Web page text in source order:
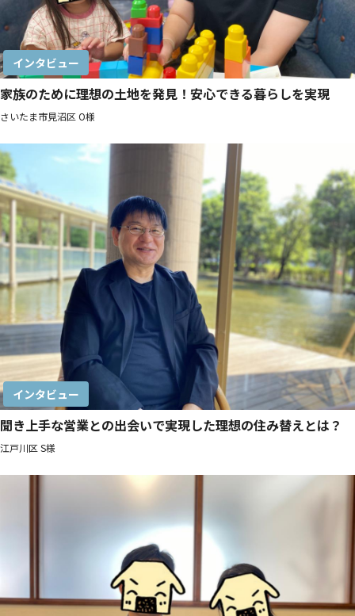
インタビュー
家族のために理想の土地を発見！安心できる暮らしを実現
さいたま市見沼区 O様
インタビュー
聞き上手な営業との出会いで実現した理想の住み替えとは？
江戸川区 S様